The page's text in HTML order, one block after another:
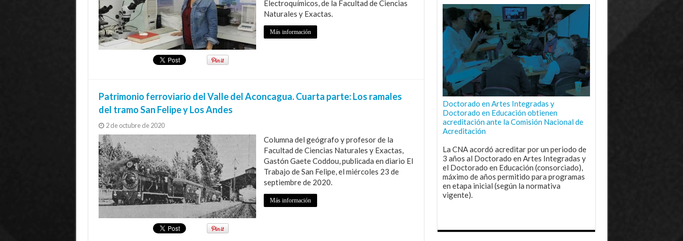
Electroquímicos, de la Facultad de Ciencias
Naturales y Exactas.
Más información
Patrimonio ferroviario del Valle del Aconcagua. Cuarta parte: Los ramales
del tramo San Felipe y Los Andes
2 de octubre de 2020
Columna del geógrafo y profesor de la
Facultad de Ciencias Naturales y Exactas,
Gastón Gaete Coddou, publicada en diario El
Trabajo de San Felipe, el miércoles 23 de
septiembre de 2020.
Más información
Doctorado en Artes Integradas y
Doctorado en Educación obtienen
acreditación ante la Comisión Nacional de
Acreditación
La CNA acordó acreditar por un periodo de
3 años al Doctorado en Artes Integradas y
el Doctorado en Educación (consorciado),
máximo de años permitido para programas
en etapa inicial (según la normativa
vigente).